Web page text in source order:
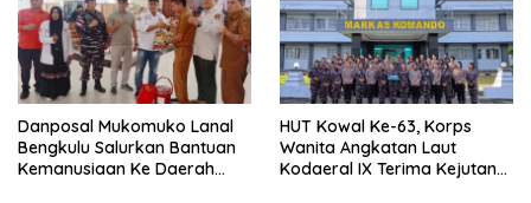
Danposal Mukomuko Lanal
Bengkulu Salurkan Bantuan
Kemanusiaan Ke Daerah
HUT Kowal Ke-63, Korps
Wanita Angkatan Laut
Kodaeral IX Terima Kejutan